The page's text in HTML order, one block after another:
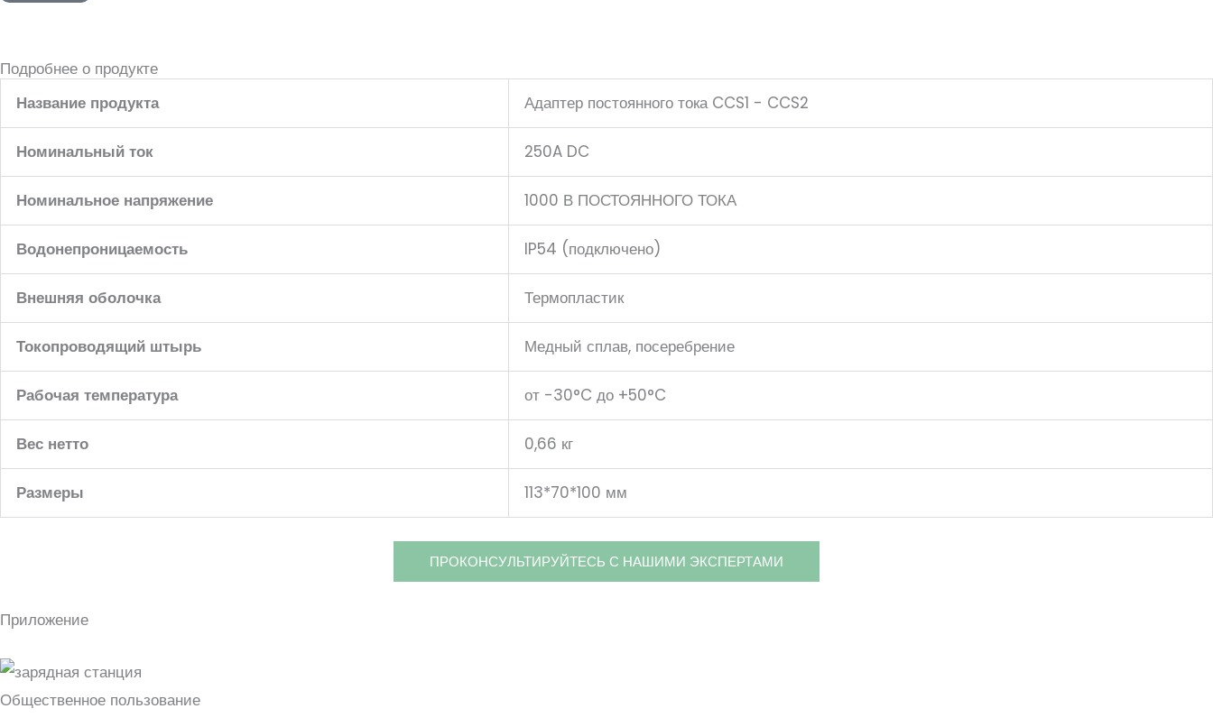
Подробнее о продукте
Название продукта
Адаптер постоянного тока CCS1 - CCS2
Номинальный ток 250A DC
Номинальное напряжение 1000 В ПОСТОЯННОГО ТОКА
Водонепроницаемость IP54 (подключено)
Внешняя оболочка Термопластик
Токопроводящий штырь Медный сплав, посеребрение
Рабочая температура от -30°C до +50°C
Вес нетто 0,66 кг
Размеры 113*70*100 мм
ПРОКОНСУЛЬТИРУЙТЕСЬ С НАШИМИ ЭКСПЕРТАМИ
Приложение
Общественное пользование